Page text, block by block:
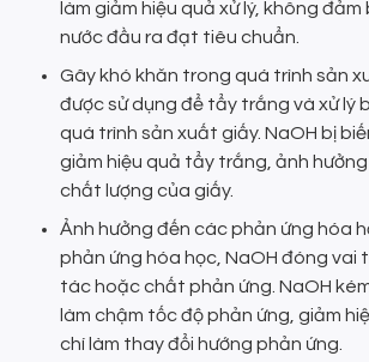
làm giảm hiệu quả xử lý, không
nước đầu ra đạt tiêu chuẩn.
Gây khó khăn trong quá trình sản
được sử dụng để tẩy trắng và xử lý
quá trình sản xuất giấy. NaOH bị
giảm hiệu quả tẩy trắng, ảnh
chất lượng của giấy.
Ảnh hưởng đến các phản ứng hóa
phản ứng hóa học, NaOH đóng vai
tác hoặc chất phản ứng. NaOH
làm chậm tốc độ phản ứng, giảm
chí làm thay đổi hướng phản ứng.